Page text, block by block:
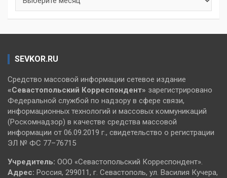
SEVKOR.RU
Средство массовой информации сетевое издание
«Севастопольский Корреспондент» зарегистрировано
Федеральной службой по надзору в сфере связи,
информационных технологий и массовых коммуникаций
(Роскомнадзор) в качестве средства массовой
информации от 06.09.2019 г., свидетельство о регистрации
ЭЛ № ФС 77–76715
Учредитель: ООО «Севастопольский Корреспондент».
Адрес: Россия, 299011, г. Севастополь, ул. Василия Кучера,